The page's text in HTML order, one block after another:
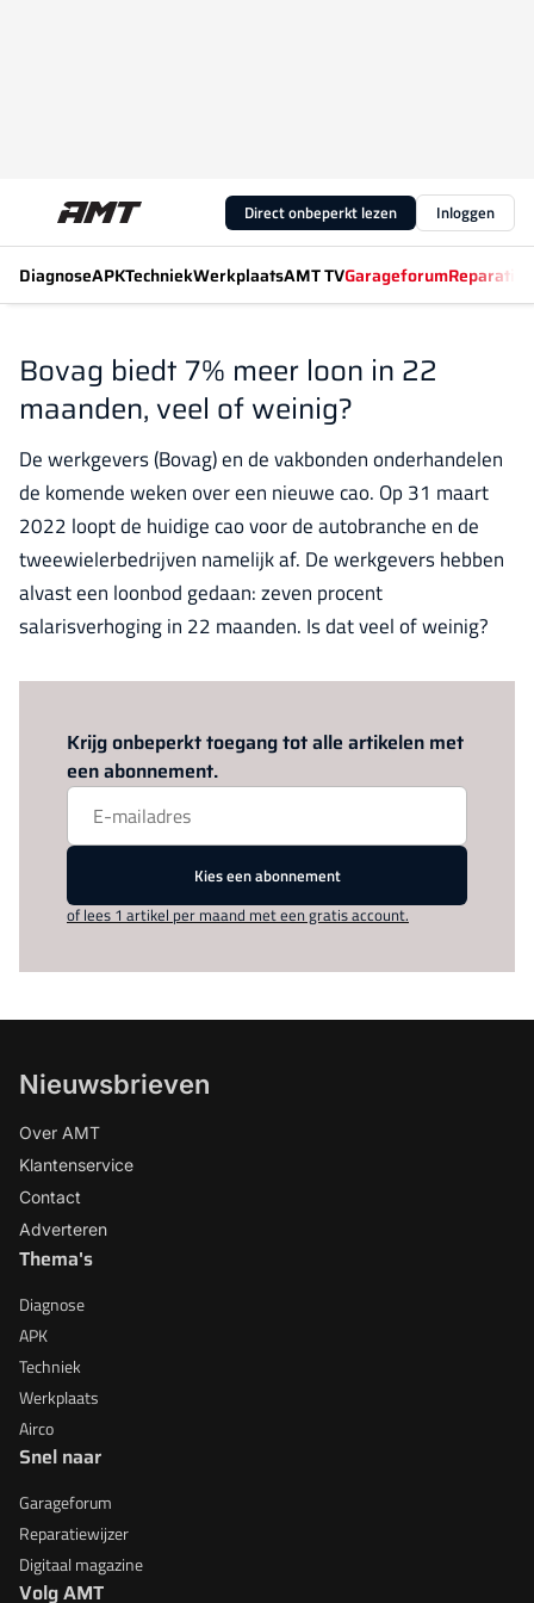
Direct onbeperkt lezen Inloggen
DiagnoseAPKTechniekWerkplaatsAMT TVGarageforum
Bovag biedt 7% meer loon in 22
maanden, veel of weinig?
De werkgevers (Bovag) en de vakbonden onderhandelen
de komende weken over een nieuwe cao. Op 31 maart
2022 loopt de huidige cao voor de autobranche en de
tweewielerbedrijven namelijk af. De werkgevers hebben
alvast een loonbod gedaan: zeven procent
salarisverhoging in 22 maanden. Is dat veel of weinig?
Krijg onbeperkt toegang tot alle artikelen met
een abonnement.
Kies een abonnement
of lees 1 artikel per maand met een gratis account.
Nieuwsbrieven
Over AMT
Klantenservice
Contact
Adverteren
Thema's
Diagnose
APK
Techniek
Werkplaats
Airco
Snel naar
Garageforum
Reparatiewijzer
Digitaal magazine
Volg AMT